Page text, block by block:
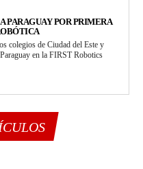
PARAGUAY POR PRIMERA
colegios de Ciudad del Este y
en la FIRST Robotics